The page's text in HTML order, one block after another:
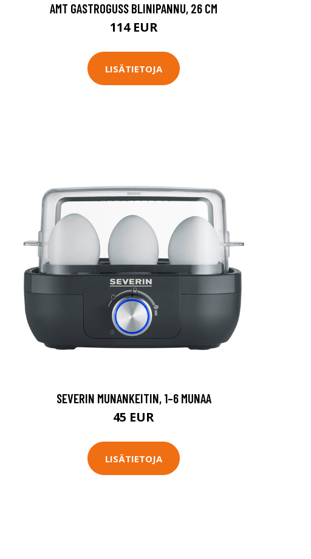
AMT GASTROGUSS BLINIPANNU, 26 CM
114 EUR
LISÄTIETOJA
SEVERIN MUNANKEITIN, 1–6 MUNAA
45 EUR
LISÄTIETOJA